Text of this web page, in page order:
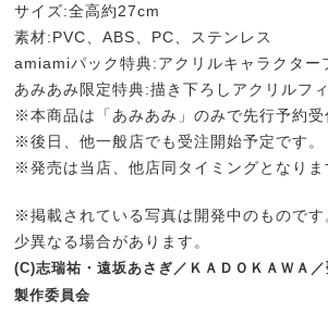
サイズ:全高約27cm
素材:PVC、ABS、PC、ステンレス
amiamiパック特典:アクリルキャラクター
あみあみ限定特典:描き下ろしアクリルフ
※本商品は「あみあみ」のみで先行予約受
※後日、他一般店でも受注開始予定です。
※発売は当店、他店同タイミングとなりま
※掲載されている写真は開発中のものです
少異なる場合があります。
(C)志瑞祐・遠坂あさぎ／ＫＡＤＯＫＡＷＡ
製作委員会